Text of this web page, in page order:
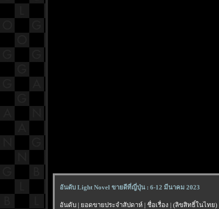
อันดับ Light Novel ขายดีที่ญี่ปุ่น : 6-12 มีนาคม 2023
อันดับ | ยอดขายประจำสัปดาห์ | ชื่อเรื่อง | (ลิขสิทธิ์ในไทย)